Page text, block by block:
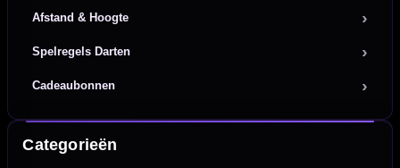
Afstand & Hoogte
Spelregels Darten
Cadeaubonnen
Categorieën